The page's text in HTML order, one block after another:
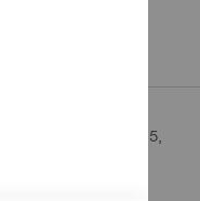
für Schrauben M5,